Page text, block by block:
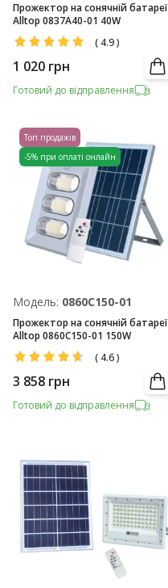
Прожектор на сонячній батареї
Alltop 0837A40-01 40W
( 4.9)
1 020 грн
Готовий до відправлення
Топ продажів
-5% при оплаті онлайн
Модель: 0860C150-01
Прожектор на сонячній батареї
Alltop 0860C150-01 150W
( 4.6)
3 858 грн
Готовий до відправлення